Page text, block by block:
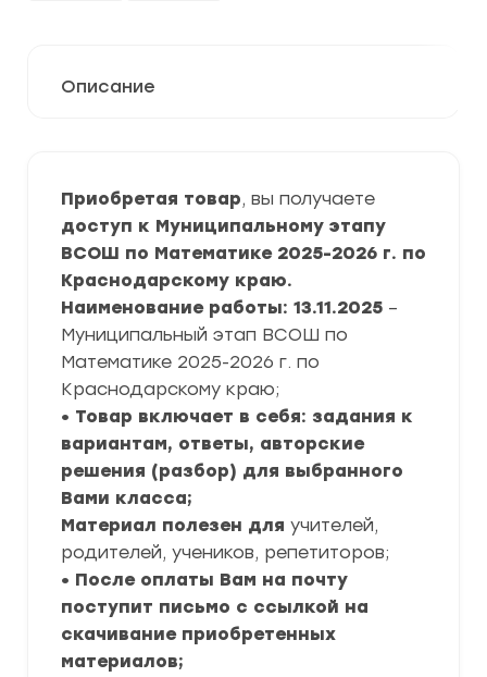
Описание
Приобретая товар, вы получаете
доступ к Муниципальному этапу
ВСОШ по Математике 2025-2026 г. по
Краснодарскому краю.
Наименование работы: 13.11.2025 –
Муниципальный этап ВСОШ по
Математике 2025-2026 г. по
Краснодарскому краю;
• Товар включает в себя: задания к
вариантам, ответы, авторские
решения (разбор) для выбранного
Вами класса;
Материал полезен для учителей,
родителей, учеников, репетиторов;
• После оплаты Вам на почту
поступит письмо с ссылкой на
скачивание приобретенных
материалов;